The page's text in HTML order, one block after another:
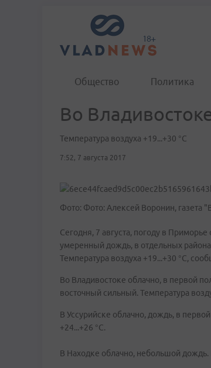
Общество Политика
Во
Температура воздуха +19...+30 °C
7:52, 7 августа 2017
Фото: Фото: Алексей Воронин, газета
Сегодня, 7 августа, погоду в
умеренный дождь, в отдельных
Температура воздуха +19...+30 °C,
Во Владивостоке облачно, в первой
восточный сильный. Температура
В Уссурийске облачно, дождь, в
+24...+26 °C.
В Находке облачно, небольшой дождь.